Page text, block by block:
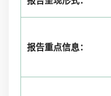
报告重点信息：